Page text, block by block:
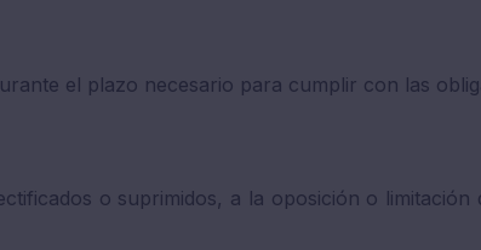
el plazo necesario para cumplir con las
o suprimidos, a la oposición o